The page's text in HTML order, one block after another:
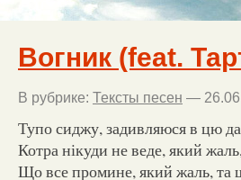
Вогник (feat.
В рубрике: Тексты песен —
Тупо сиджу, задивляюся в цю
Котра нікуди не веде, який
Що все промине, який жаль, та